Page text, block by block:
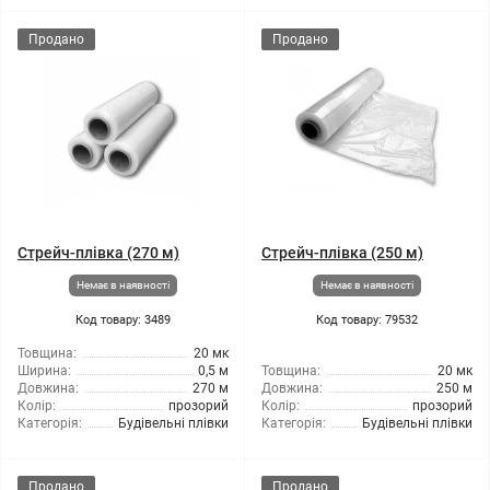
Продано
Стрейч-плівка (270 м)
Немає в наявності
Код товару: 3489
Товщина:
20 мк
Ширина:
0,5 м
Довжина:
270 м
Колір:
прозорий
Категорія:
Будівельні плівки
Продано
Стрейч-плівка (250 м)
Немає в наявності
Код товару: 79532
Товщина:
20 мк
Довжина:
250 м
Колір:
прозорий
Категорія:
Будівельні плівки
Продано Продано